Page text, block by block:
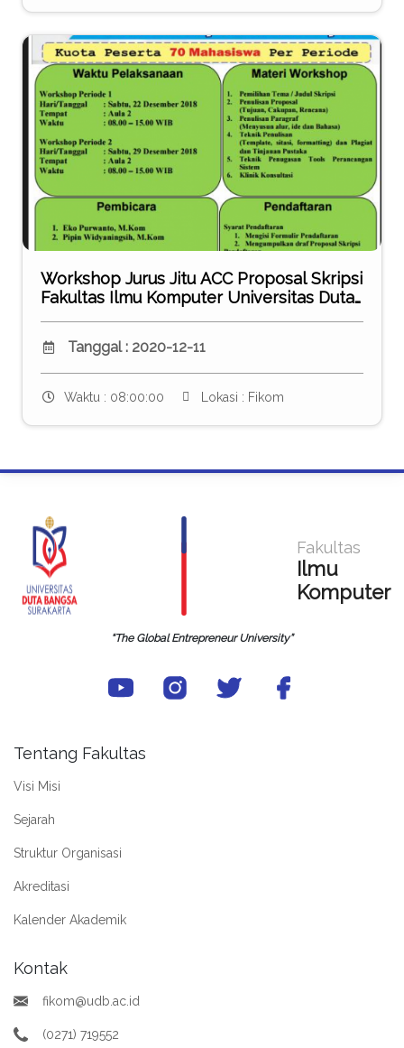
Workshop Jurus Jitu ACC Proposal Skripsi
Fakultas Ilmu Komputer Universitas Duta
Tanggal : 2020-12-11
Waktu : 08:00:00 Lokasi : Fikom
Fakultas
Ilmu
Komputer
“The Global Entrepreneur University”
Tentang Fakultas
Visi Misi
Sejarah
Struktur Organisasi
Akreditasi
Kalender Akademik
Kontak
fikom@udb.ac.id
(0271) 719552